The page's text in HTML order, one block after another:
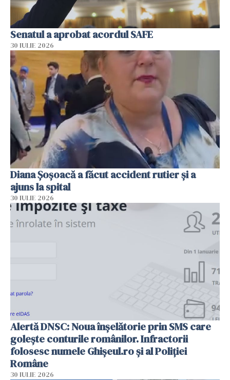
Senatul a aprobat acordul SAFE
30 IULIE 2026
Diana Șoșoacă a făcut accident rutier și a
ajuns la spital
30 IULIE 2026
Alertă DNSC: Noua înșelătorie prin SMS care
golește conturile românilor. Infractorii
folosesc numele Ghișeul.ro și al Poliției
Române
30 IULIE 2026